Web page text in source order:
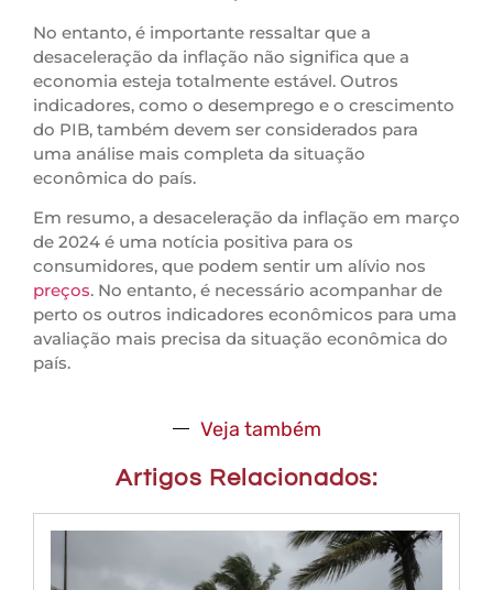
No entanto, é importante ressaltar que a
desaceleração da inflação não significa que a
economia esteja totalmente estável. Outros
indicadores, como o desemprego e o crescimento
do PIB, também devem ser considerados para
uma análise mais completa da situação
econômica do país.
Em resumo, a desaceleração da inflação em março
de 2024 é uma notícia positiva para os
consumidores, que podem sentir um alívio nos
preços. No entanto, é necessário acompanhar de
perto os outros indicadores econômicos para uma
avaliação mais precisa da situação econômica do
país.
Veja também
Artigos Relacionados: